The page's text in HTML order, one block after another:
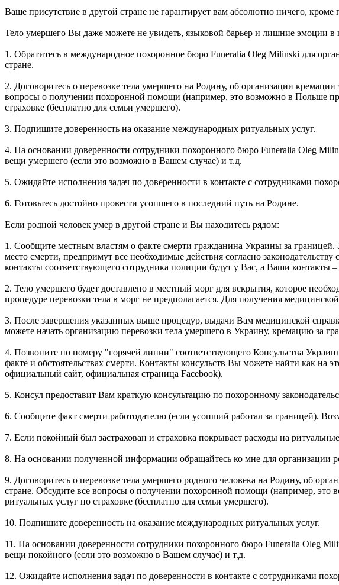
Ваше присутствие в другой стране не гарантирует вам абсолютно ничего,
Тело умершего Вы даже можете не увидеть, языковой барьер и лишние эмоции в
1. Обратитесь в международное похоронное бюро Funeralia Oleg Milinski для
стране.
2. Договоритесь о перевозке тела умершего на Родину, об организации
вопросы о получении похоронной помощи (например, это возможно в Польше
страховке (бесплатно для семьи умершего).
3. Подпишите доверенность на оказание международных ритуальных услуг.
4. На основании доверенности сотрудники похоронного бюро Funeralia Oleg
вещи умершего (если это возможно в Вашем случае) и т.д.
5. Ожидайте исполнения задач по доверенности в контакте с сотрудниками
6. Готовьтесь достойно провести усопшего в последний путь на Родине.
Если родной человек умер в другой стране и Вы находитесь рядом:
1. Сообщите местным властям о факте смерти гражданина Украины за
место смерти, предпримут все необходимые действия согласно
контакты соответствующего сотрудника полиции будут у Вас, а Ваши контакты –
2. Тело умершего будет доставлено в местный морг для вскрытия, которое
процедуре перевозки тела в морг не предполагается. Для получения
3. После завершения указанных выше процедур, выдачи Вам медицинской
можете начать организацию перевозки тела умершего в Украину, кремацию за
4. Позвоните по номеру "горячей линии" соответствующего Консульства
факте и обстоятельствах смерти. Контакты консульств Вы можете найти как на
официальный сайт, официальная страница Facebook).
5. Консул предоставит Вам краткую консультацию по похоронному
6. Сообщите факт смерти работодателю (если усопший работал за границей).
7. Если покойный был застрахован и страховка покрывает расходы на
8. На основании полученной информации обращайтесь ко мне для организации
9. Договоритесь о перевозке тела умершего родного человека на Родину, об
стране. Обсудите все вопросы о получении похоронной помощи (например,
ритуальных услуг по страховке (бесплатно для семьи умершего).
10. Подпишите доверенность на оказание международных ритуальных услуг.
11. На основании доверенности сотрудники похоронного бюро Funeralia Oleg
вещи покойного (если это возможно в Вашем случае) и т.д.
12. Ожидайте исполнения задач по доверенности в контакте с сотрудниками